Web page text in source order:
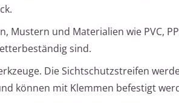
Mustern und Materialien wie PVC, PP
sind.
Die Sichtschutzstreifen
können mit Klemmen befestigt